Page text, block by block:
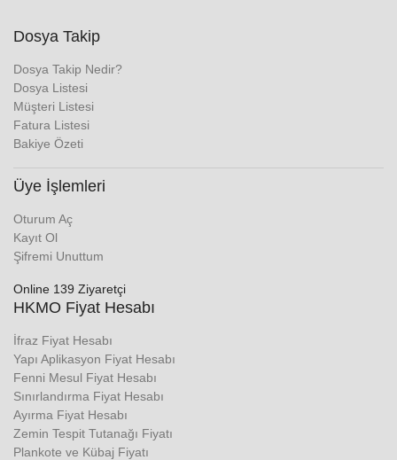
Dosya Takip
Dosya Takip Nedir?
Dosya Listesi
Müşteri Listesi
Fatura Listesi
Bakiye Özeti
Üye İşlemleri
Oturum Aç
Kayıt Ol
Şifremi Unuttum
Online 139 Ziyaretçi
HKMO Fiyat Hesabı
İfraz Fiyat Hesabı
Yapı Aplikasyon Fiyat Hesabı
Fenni Mesul Fiyat Hesabı
Sınırlandırma Fiyat Hesabı
Ayırma Fiyat Hesabı
Zemin Tespit Tutanağı Fiyatı
Plankote ve Kübaj Fiyatı